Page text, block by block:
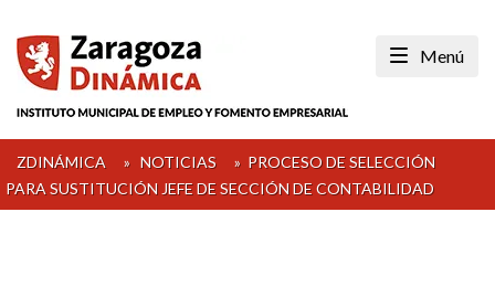
content
Menú
ZDINÁMICA » NOTICIAS » PROCESO DE SELECCIÓN
PARA SUSTITUCIÓN JEFE DE SECCIÓN DE CONTABILIDAD